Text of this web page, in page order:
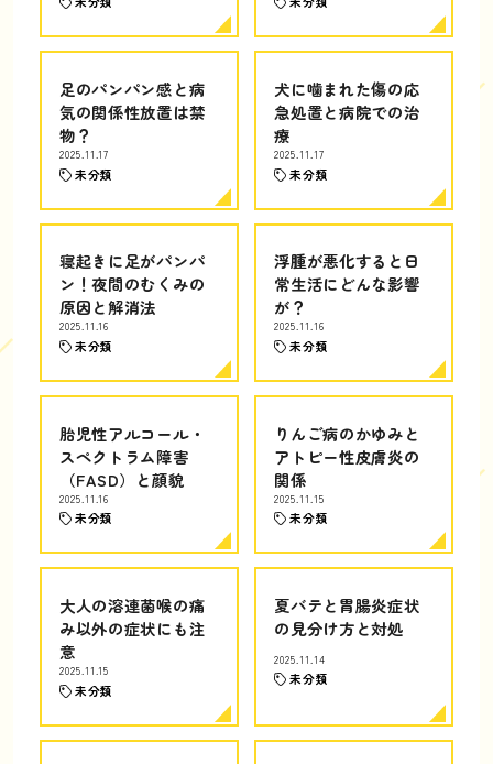
足のパンパン感と病
気の関係性放置は禁
物？
2025.11.17
未分類
犬に噛まれた傷の応
急処置と病院での治
療
2025.11.17
未分類
寝起きに足がパンパ
ン！夜間のむくみの
原因と解消法
2025.11.16
未分類
浮腫が悪化すると日
常生活にどんな影響
が？
2025.11.16
未分類
胎児性アルコール・
スペクトラム障害
（FASD）と顔貌
2025.11.16
未分類
りんご病のかゆみと
アトピー性皮膚炎の
関係
2025.11.15
未分類
大人の溶連菌喉の痛
み以外の症状にも注
意
2025.11.15
未分類
夏バテと胃腸炎症状
の見分け方と対処
2025.11.14
未分類